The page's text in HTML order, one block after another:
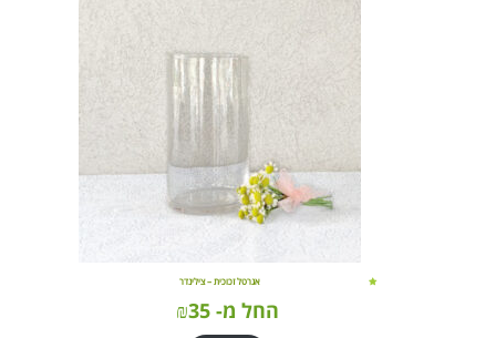
אגרטל זכוכית – צילינדר
החל מ- ₪35